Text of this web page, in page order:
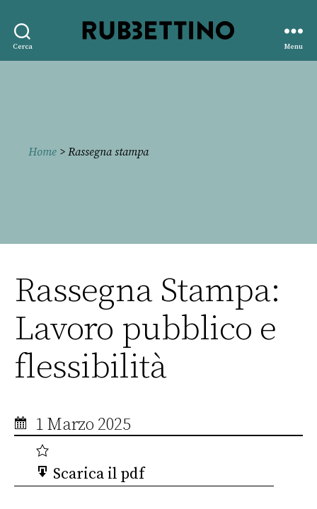
Cerca
editore
Menu
Home > Rassegna stampa
Rassegna Stampa:
Lavoro pubblico e
flessibilità
1 Marzo 2025
Scarica il pdf